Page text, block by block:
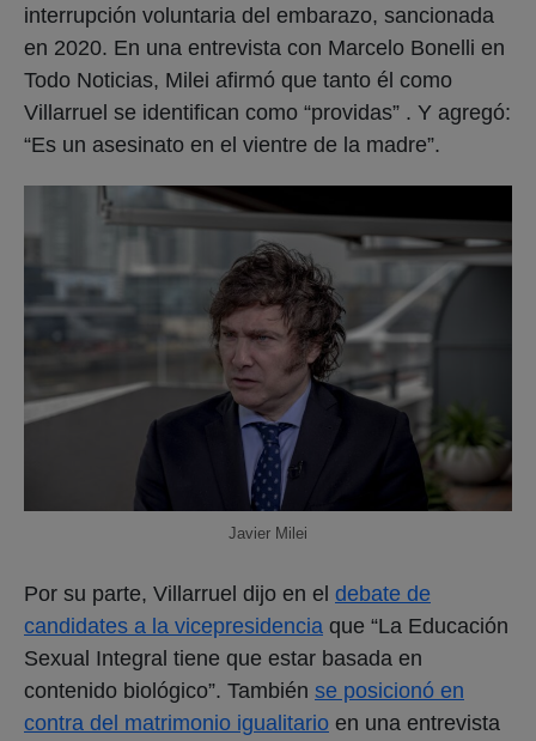
interrupción voluntaria del embarazo, sancionada
en 2020. En una entrevista con Marcelo Bonelli en
Todo Noticias, Milei afirmó que tanto él como
Villarruel se identifican como “providas” . Y agregó:
“Es un asesinato en el vientre de la madre”.
Javier Milei
Por su parte, Villarruel dijo en el debate de
candidates a la vicepresidencia que “La Educación
Sexual Integral tiene que estar basada en
contenido biológico”. También se posicionó en
contra del matrimonio igualitario en una entrevista